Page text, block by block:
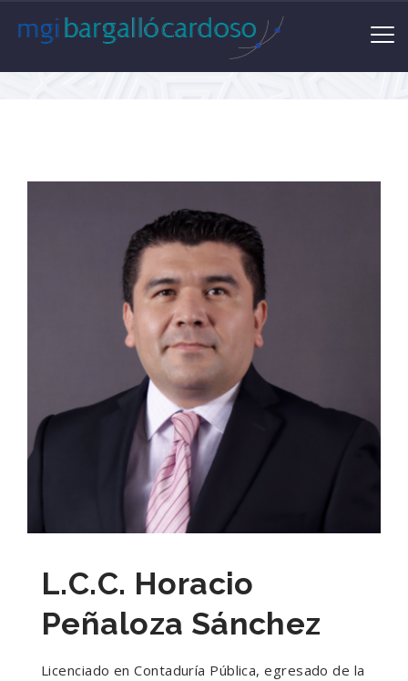
L.C.C. Horacio
Peñaloza Sánchez
Licenciado en Contaduría Pública, egresado de la